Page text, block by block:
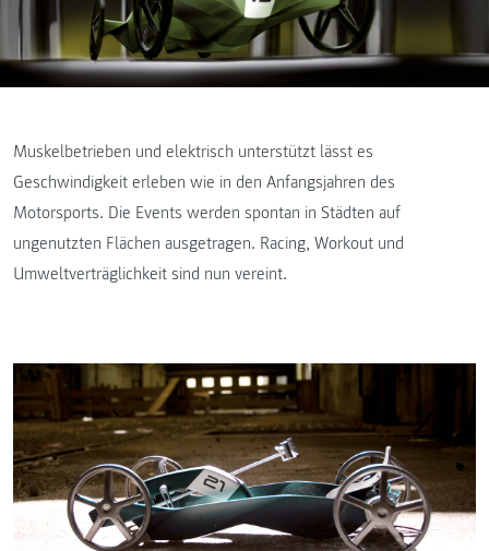
Muskelbetrieben und elektrisch unterstützt lässt es
Geschwindigkeit erleben wie in den Anfangsjahren des
Motorsports. Die Events werden spontan in Städten auf
ungenutzten Flächen ausgetragen. Racing, Workout und
Umweltverträglichkeit sind nun vereint.